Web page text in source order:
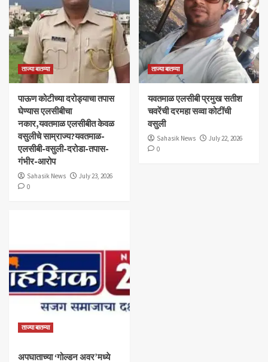
ताज्या बातम्या
पाऊण कोटीच्या दरोड्याचा तपास
घेण्यास एलसीबीचा
नकार,यवतमाळ एलसीबीत केवळ
वसुलीचे साम्राज्य?यवतमाळ-
एलसीबी-वसुली-दरोडा-तपास-
गंभीर-आरोप
Sahasik News
July 23, 2026
0
ताज्या बातम्या
यवतमाळ एलसीबी प्रमुख सतीश
चवरेंची दरमहा सव्वा कोटींची
वसुली
Sahasik News
July 22, 2026
0
ताज्या बातम्या
अपघाताच्या ‘गोल्डन अवर’मध्ये